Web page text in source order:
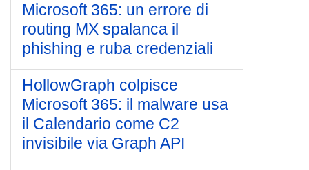
Microsoft 365: un errore di
routing MX spalanca il
phishing e ruba credenziali
HollowGraph colpisce
Microsoft 365: il malware usa
il Calendario come C2
invisibile via Graph API